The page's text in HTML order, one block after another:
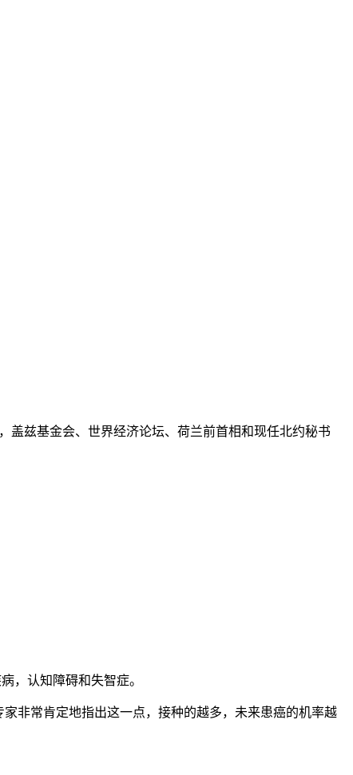
盖兹基金会、世界经济论坛、荷兰前首相和现任北约秘书
，认知障碍和失智症。
非常肯定地指出这一点，接种的越多，未来患癌的机率越